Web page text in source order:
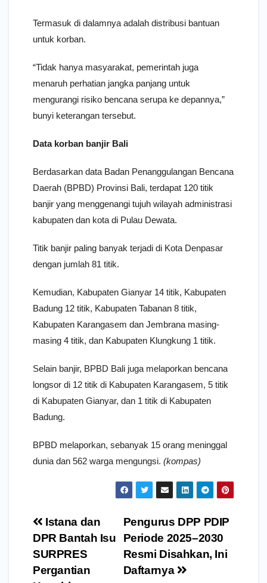
Termasuk di dalamnya adalah distribusi bantuan
untuk korban.
“Tidak hanya masyarakat, pemerintah juga
menaruh perhatian jangka panjang untuk
mengurangi risiko bencana serupa ke depannya,”
bunyi keterangan tersebut.
Data korban banjir Bali
Berdasarkan data Badan Penanggulangan Bencana
Daerah (BPBD) Provinsi Bali, terdapat 120 titik
banjir yang menggenangi tujuh wilayah administrasi
kabupaten dan kota di Pulau Dewata.
Titik banjir paling banyak terjadi di Kota Denpasar
dengan jumlah 81 titik.
Kemudian, Kabupaten Gianyar 14 titik, Kabupaten
Badung 12 titik, Kabupaten Tabanan 8 titik,
Kabupaten Karangasem dan Jembrana masing-
masing 4 titik, dan Kabupaten Klungkung 1 titik.
Selain banjir, BPBD Bali juga melaporkan bencana
longsor di 12 titik di Kabupaten Karangasem, 5 titik
di Kabupaten Gianyar, dan 1 titik di Kabupaten
Badung.
BPBD melaporkan, sebanyak 15 orang meninggal
dunia dan 562 warga mengungsi. (kompas)
Navigasi
pos
Pengurus DPP PDIP
Periode 2025–2030
Resmi Disahkan, Ini
Daftarnya
Istana dan
DPR Bantah Isu
SURPRES
Pergantian